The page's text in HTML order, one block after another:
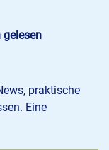
gelesen
praktische
Eine